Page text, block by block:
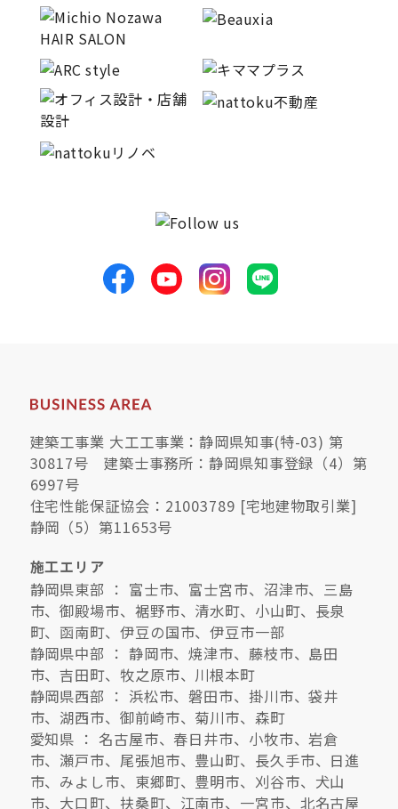
建築工事業 大工工事業：静岡県知事(特-03) 第
30817号 建築士事務所：静岡県知事登録（4）第
6997号
住宅性能保証協会：21003789 [宅地建物取引業]
静岡（5）第11653号
施工エリア
静岡県東部 ： 富士市、富士宮市、沼津市、三島
市、御殿場市、裾野市、清水町、小山町、長泉
町、函南町、伊豆の国市、伊豆市一部
静岡県中部 ： 静岡市、焼津市、藤枝市、島田
市、吉田町、牧之原市、川根本町
静岡県西部 ： 浜松市、磐田市、掛川市、袋井
市、湖西市、御前崎市、菊川市、森町
愛知県 ： 名古屋市、春日井市、小牧市、岩倉
市、瀬戸市、尾張旭市、豊山町、長久手市、日進
市、みよし市、東郷町、豊明市、刈谷市、犬山
市、大口町、扶桑町、江南市、一宮市、北名古屋